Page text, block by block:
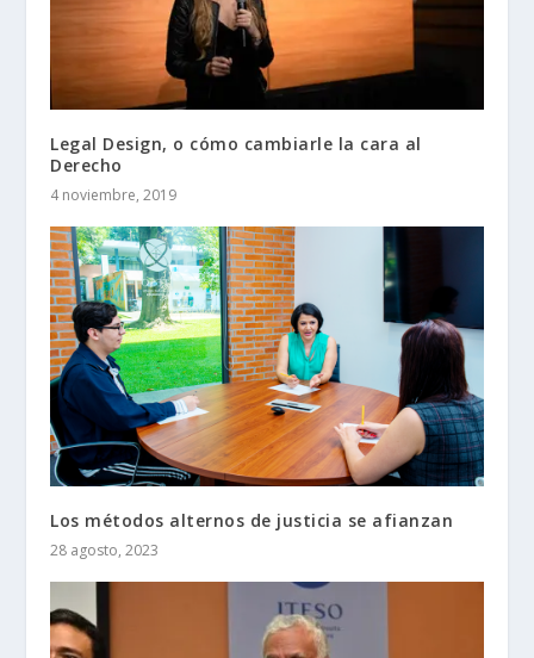
Legal Design, o cómo cambiarle la cara al
Derecho
4 noviembre, 2019
Los métodos alternos de justicia se afianzan
28 agosto, 2023